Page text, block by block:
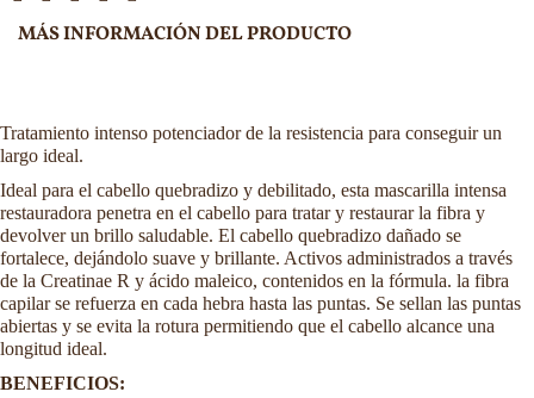
MÁS INFORMACIÓN DEL PRODUCTO
Tratamiento intenso potenciador de la resistencia para conseguir un
largo ideal.
Ideal para el cabello quebradizo y debilitado, esta mascarilla intensa
restauradora penetra en el cabello para tratar y restaurar la fibra y
devolver un brillo saludable. El cabello quebradizo dañado se
fortalece, dejándolo suave y brillante. Activos administrados a través
de la Creatinae R y ácido maleico, contenidos en la fórmula. la fibra
capilar se refuerza en cada hebra hasta las puntas. Se sellan las puntas
abiertas y se evita la rotura permitiendo que el cabello alcance una
longitud ideal.
BENEFICIOS: